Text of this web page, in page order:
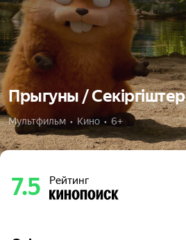
Прыгуны / Секіргіштер
Мультфильм  •  Кино  •  6+
7.5 Рейтинг